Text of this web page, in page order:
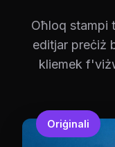
Oħloq stampi
editjar preċiż
kliemek
Oriġinali